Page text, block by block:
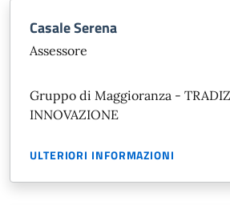
Casale Serena
Assessore
Gruppo di Maggioranza -
INNOVAZIONE
ULTERIORI INFORMAZIONI